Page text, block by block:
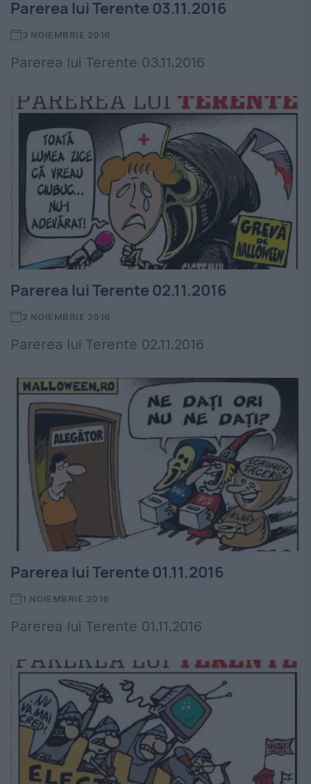
Parerea lui Terente 03.11.2016
3 NOIEMBRIE 2016
Parerea lui Terente 03.11.2016
Parerea lui Terente 02.11.2016
2 NOIEMBRIE 2016
Parerea lui Terente 02.11.2016
Parerea lui Terente 01.11.2016
1 NOIEMBRIE 2016
Parerea lui Terente 01.11.2016